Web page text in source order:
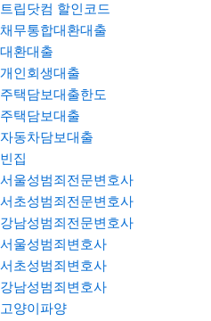
트립닷컴 할인코드
채무통합대환대출
대환대출
개인회생대출
주택담보대출한도
주택담보대출
자동차담보대출
빈집
서울성범죄전문변호사
서초성범죄전문변호사
강남성범죄전문변호사
서울성범죄변호사
서초성범죄변호사
강남성범죄변호사
고양이파양